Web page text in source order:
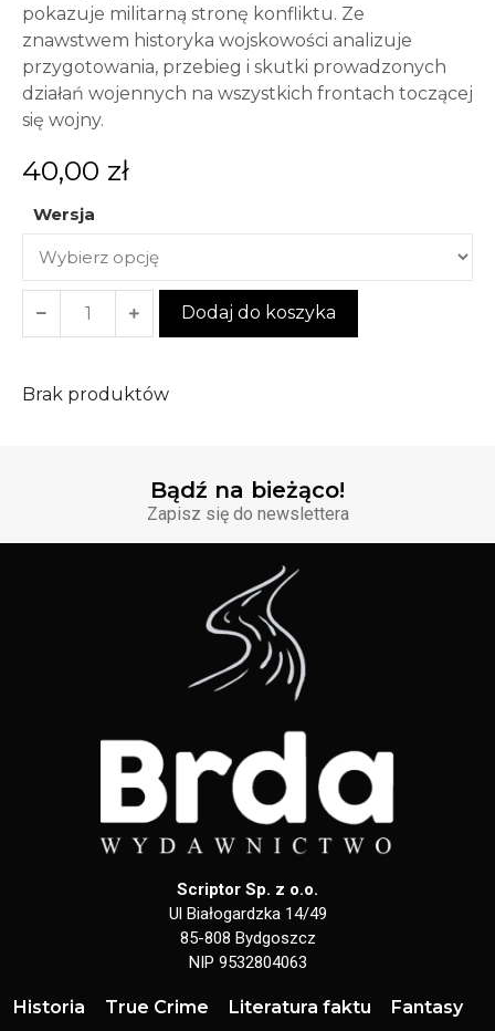
pokazuje militarną stronę konfliktu. Ze
znawstwem historyka wojskowości analizuje
przygotowania, przebieg i skutki prowadzonych
działań wojennych na wszystkich frontach toczącej
się wojny.
40,00 zł
Wersja
Dodaj do koszyka
Brak produktów
Bądź na bieżąco!
Zapisz się do newslettera
Scriptor Sp. z o.o.
Ul Białogardzka 14/49
85-808 Bydgoszcz
NIP 9532804063
Historia True Crime Literatura faktu Fantasy